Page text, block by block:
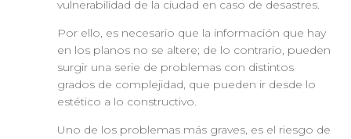
vulnerabilidad de la ciudad en caso de desastres.
Por ello, es necesario que la información que hay
en los planos no se altere; de lo contrario, pueden
surgir una serie de problemas con distintos
grados de complejidad, que pueden ir desde lo
estético a lo constructivo.
Uno de los problemas más graves, es el riesgo de